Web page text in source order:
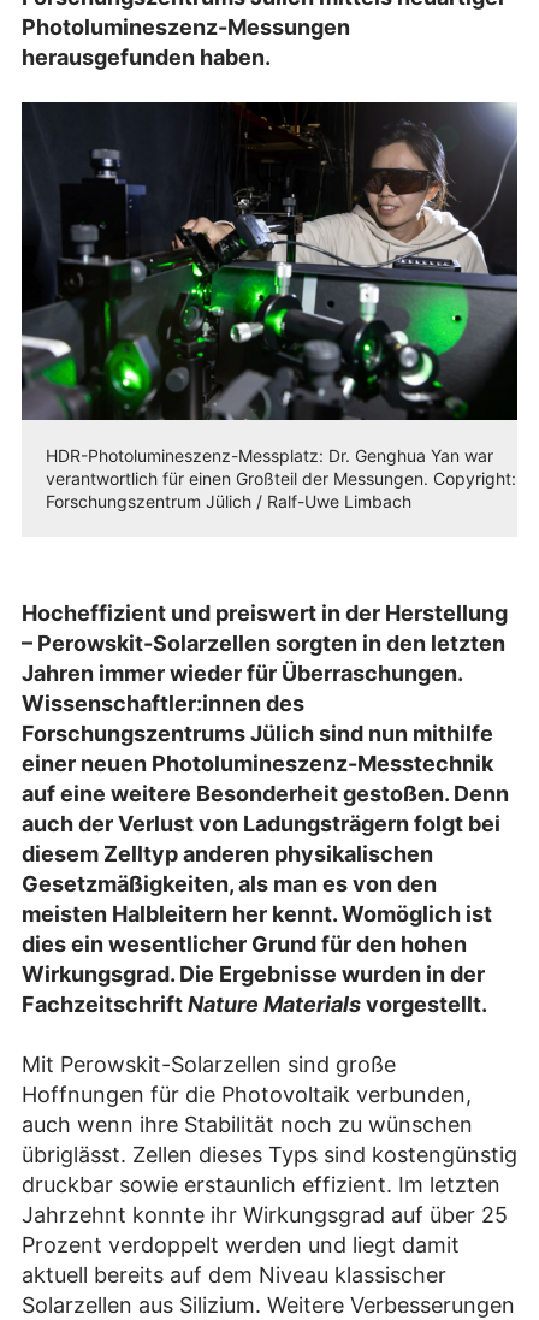
Photolumineszenz-Messungen
herausgefunden haben.
HDR-Photolumineszenz-Messplatz: Dr. Genghua Yan war
verantwortlich für einen Großteil der Messungen. Copyright:
Forschungszentrum Jülich / Ralf-Uwe Limbach
Hocheffizient und preiswert in der Herstellung
– Perowskit-Solarzellen sorgten in den letzten
Jahren immer wieder für Überraschungen.
Wissenschaftler:innen des
Forschungszentrums Jülich sind nun mithilfe
einer neuen Photolumineszenz-Messtechnik
auf eine weitere Besonderheit gestoßen. Denn
auch der Verlust von Ladungsträgern folgt bei
diesem Zelltyp anderen physikalischen
Gesetzmäßigkeiten, als man es von den
meisten Halbleitern her kennt. Womöglich ist
dies ein wesentlicher Grund für den hohen
Wirkungsgrad. Die Ergebnisse wurden in der
FachzeitschriftNature Materialsvorgestellt.
Mit Perowskit-Solarzellen sind große
Hoffnungen für die Photovoltaik verbunden,
auch wenn ihre Stabilität noch zu wünschen
übriglässt. Zellen dieses Typs sind kostengünstig
druckbar sowie erstaunlich effizient. Im letzten
Jahrzehnt konnte ihr Wirkungsgrad auf über 25
Prozent verdoppelt werden und liegt damit
aktuell bereits auf dem Niveau klassischer
Solarzellen aus Silizium. Weitere Verbesserungen